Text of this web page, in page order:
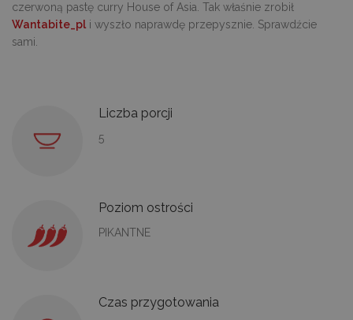
czerwoną pastę curry House of Asia. Tak właśnie zrobił
Wantabite_pl i wyszło naprawdę przepysznie. Sprawdźcie
sami.
Liczba porcji
5
Poziom ostrości
PIKANTNE
Czas przygotowania